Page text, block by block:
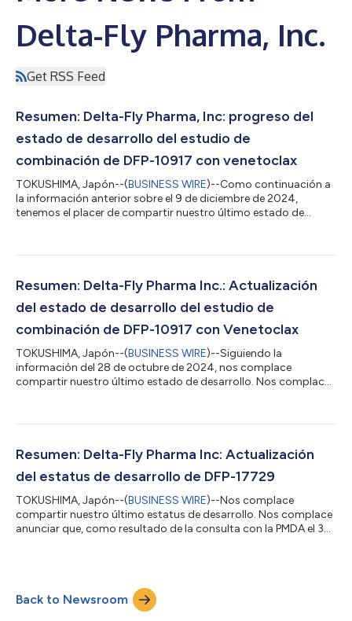
Delta-Fly Pharma, Inc.
Get RSS Feed
Resumen: Delta-Fly Pharma, Inc: progreso del
estado de desarrollo del estudio de
combinación de DFP-10917 con venetoclax
TOKUSHIMA, Japón--(BUSINESS WIRE)--Como continuación a
la información anterior sobre el 9 de diciembre de 2024,
tenemos el placer de compartir nuestro último estado de
con leucemia mieloide aguda (LMA) en tratamiento de segunda
ha autorizado la tolerabilidad de los seis pacientes en la
porción de fase I (determinación...
Resumen: Delta-Fly Pharma Inc.: Actualización
del estado de desarrollo del estudio de
combinación de DFP-10917 con Venetoclax
TOKUSHIMA, Japón--(BUSINESS WIRE)--Siguiendo la
información del 28 de octubre de 2024, nos complace
compartir nuestro último estado de desarrollo. Nos complace
inscritos en el ensayo clínico de fase I/II de DFP-10917 en
en cinco centros clínicos de EE. UU. para pacientes con
leucemia mieloide aguda (LMA) que no respondieron al tra...
Resumen: Delta-Fly Pharma Inc: Actualización
del estatus de desarrollo de DFP-17729
TOKUSHIMA, Japón--(BUSINESS WIRE)--Nos complace
compartir nuestro último estatus de desarrollo. Nos complace
anunciar que, como resultado de la consulta con la PMDA el 3
tercera línea. En un estudio de fase I/II de DFP-17729 en
combinación con TS-1 en pacientes con cáncer de páncreas
terminal, no se observaron diferen...
Back to Newsroom